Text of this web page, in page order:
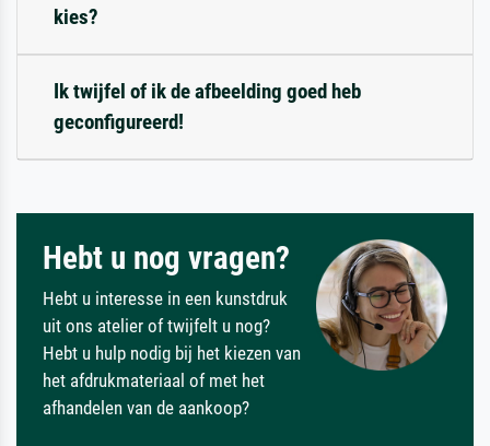
kies?
Ik twijfel of ik de afbeelding goed heb
geconfigureerd!
Hebt u nog vragen?
Hebt u interesse in een kunstdruk
uit ons atelier of twijfelt u nog?
Hebt u hulp nodig bij het kiezen van
het afdrukmateriaal of met het
afhandelen van de aankoop?